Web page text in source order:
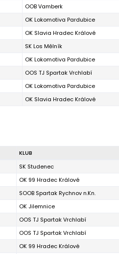
OOB Vamberk
OK Lokomotiva Pardubice
OK Slavia Hradec Králové
SK Los Mělník
OK Lokomotiva Pardubice
OOS TJ Spartak Vrchlabí
OK Lokomotiva Pardubice
OK Slavia Hradec Králové
KLUB
SK Studenec
OK 99 Hradec Králové
SOOB Spartak Rychnov n.Kn.
OK Jilemnice
OOS TJ Spartak Vrchlabí
OOS TJ Spartak Vrchlabí
OK 99 Hradec Králové